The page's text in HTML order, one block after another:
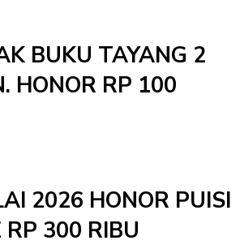
BUKU TAYANG 2
HONOR RP 100
2026 HONOR PUISI
RP 300 RIBU